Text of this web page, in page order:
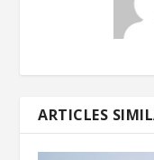
ARTICLES